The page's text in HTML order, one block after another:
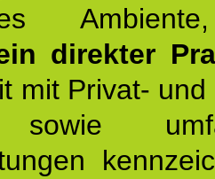
direkter
mit Privat-
sowie